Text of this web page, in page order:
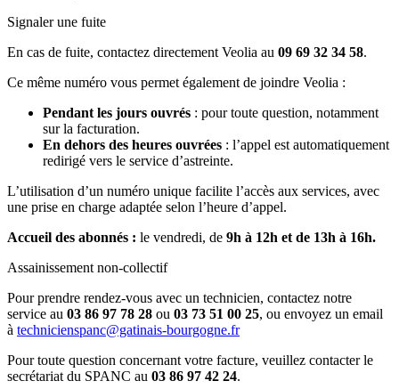
Signaler une fuite
En cas de fuite, contactez directement Veolia au 09 69 32 34 58.
Ce même numéro vous permet également de joindre Veolia :
Pendant les jours ouvrés : pour toute question, notamment
sur la facturation.
En dehors des heures ouvrées : l’appel est automatiquement
redirigé vers le service d’astreinte.
L’utilisation d’un numéro unique facilite l’accès aux services, avec
une prise en charge adaptée selon l’heure d’appel.
Accueil des abonnés : le vendredi, de 9h à 12h et de 13h à 16h.
Assainissement non-collectif
Pour prendre rendez-vous avec un technicien, contactez notre
service au 03 86 97 78 28 ou 03 73 51 00 25, ou envoyez un email
à technicienspanc@gatinais-bourgogne.fr
Pour toute question concernant votre facture, veuillez contacter le
secrétariat du SPANC au 03 86 97 42 24.